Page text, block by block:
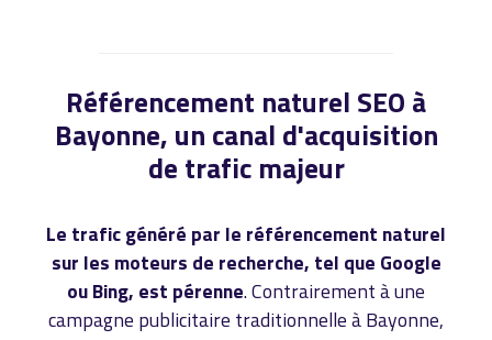
Référencement naturel SEO à
Bayonne, un canal d'acquisition
de trafic majeur
Le trafic généré par le référencement naturel
sur les moteurs de recherche, tel que Google
ou Bing, est pérenne. Contrairement à une
campagne publicitaire traditionnelle à Bayonne,